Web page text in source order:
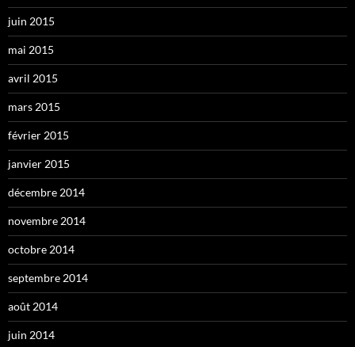
juin 2015
mai 2015
avril 2015
mars 2015
février 2015
janvier 2015
décembre 2014
novembre 2014
octobre 2014
septembre 2014
août 2014
juin 2014